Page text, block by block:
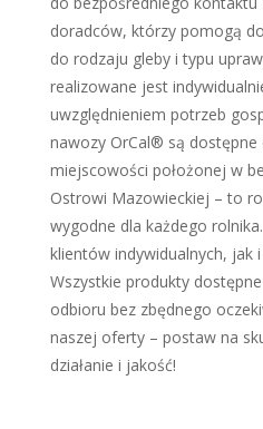
doradców, którzy pomogą
do rodzaju gleby i typu
realizowane jest
uwzględnieniem potrzeb
nawozy OrCal® są
miejscowości położonej w
Ostrowi Mazowieckiej – to
wygodne dla każdego
klientów indywidualnych, jak
Wszystkie produkty
odbioru bez zbędnego
naszej oferty – postaw na
działanie i jakość!